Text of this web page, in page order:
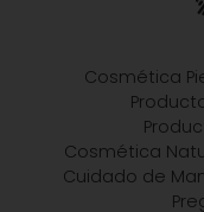
Cosmética
Cosmética
Cuidado de